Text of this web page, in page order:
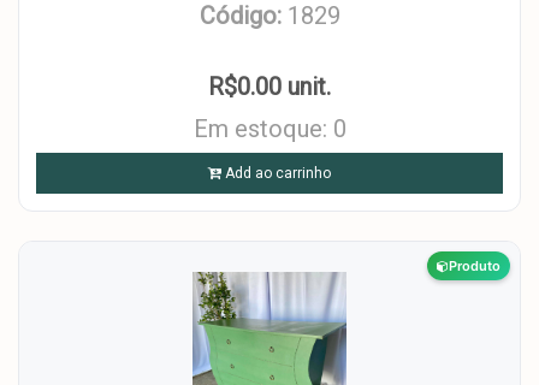
Código: 1829
R$0.00 unit.
Em estoque: 0
Add ao carrinho
Produto